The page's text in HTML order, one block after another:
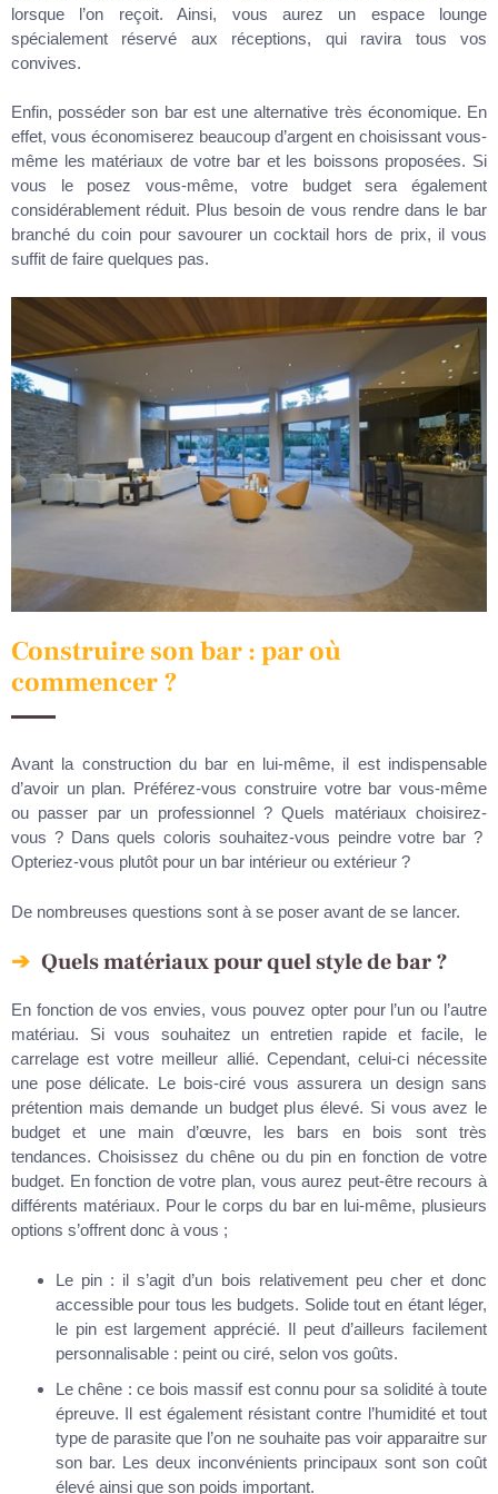
lorsque l’on reçoit. Ainsi, vous aurez un espace lounge
spécialement réservé aux réceptions, qui ravira tous vos
convives.
Enfin, posséder son bar est une alternative très économique. En
effet, vous économiserez beaucoup d’argent en choisissant vous-
même les matériaux de votre bar et les boissons proposées. Si
vous le posez vous-même, votre budget sera également
considérablement réduit. Plus besoin de vous rendre dans le bar
branché du coin pour savourer un cocktail hors de prix, il vous
suffit de faire quelques pas.
Construire son bar : par où
commencer ?
Avant la construction du bar en lui-même, il est indispensable
d’avoir un plan. Préférez-vous construire votre bar vous-même
ou passer par un professionnel ? Quels matériaux choisirez-
vous ? Dans quels coloris souhaitez-vous peindre votre bar ?
Opteriez-vous plutôt pour un bar intérieur ou extérieur ?
De nombreuses questions sont à se poser avant de se lancer.
Quels matériaux pour quel style de bar ?
En fonction de vos envies, vous pouvez opter pour l’un ou l’autre
matériau. Si vous souhaitez un entretien rapide et facile, le
carrelage est votre meilleur allié. Cependant, celui-ci nécessite
une pose délicate. Le bois-ciré vous assurera un design sans
prétention mais demande un budget plus élevé. Si vous avez le
budget et une main d’œuvre, les bars en bois sont très
tendances. Choisissez du chêne ou du pin en fonction de votre
budget. En fonction de votre plan, vous aurez peut-être recours à
différents matériaux. Pour le corps du bar en lui-même, plusieurs
options s’offrent donc à vous ;
Le pin : il s’agit d’un bois relativement peu cher et donc
accessible pour tous les budgets. Solide tout en étant léger,
le pin est largement apprécié. Il peut d’ailleurs facilement
personnalisable : peint ou ciré, selon vos goûts.
Le chêne : ce bois massif est connu pour sa solidité à toute
épreuve. Il est également résistant contre l’humidité et tout
type de parasite que l’on ne souhaite pas voir apparaitre sur
son bar. Les deux inconvénients principaux sont son coût
élevé ainsi que son poids important.